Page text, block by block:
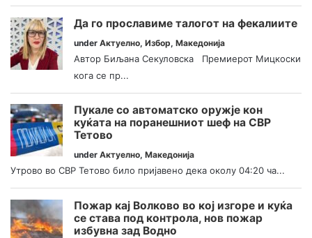
Да го прославиме талогот на фекалиите
under Актуелно, Избор, Македонија
Автор Биљана Секуловска Премиерот Мицкоски
кога се пр...
Пукале со автоматско оружје кон
куќата на поранешниот шеф на СВР
Тетово
under Актуелно, Македонија
Утрово во СВР Тетово било пријавено дека околу 04:20 ча...
Пожар кај Волково во кој изгоре и куќа
се става под контрола, нов пожар
избувна зад Водно